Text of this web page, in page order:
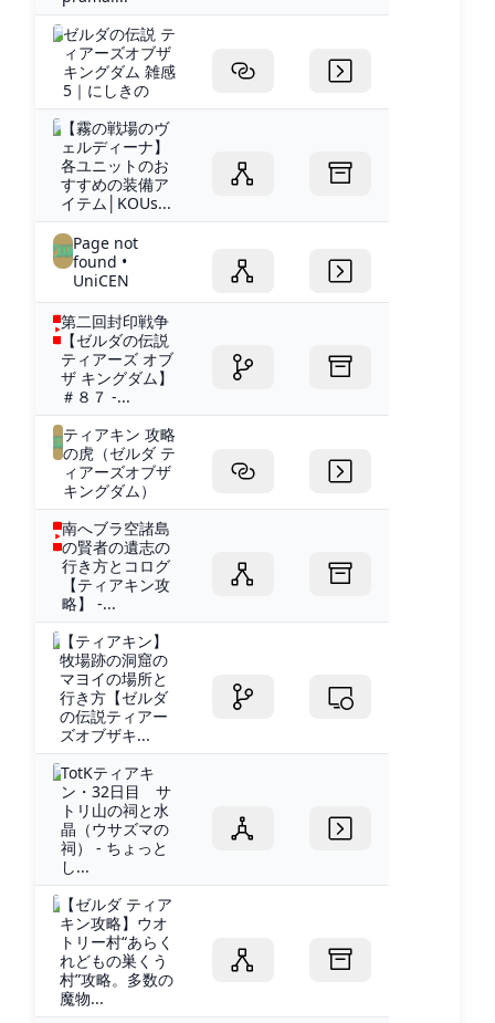
ゼルダの伝説 テ
ィアーズオブザ
キングダム 雑感
5｜にしきの
【霧の戦場のヴ
ェルディーナ】
各ユニットのお
すすめの装備ア
イテム│KOUs...
Page not
found •
UniCEN
第二回封印戦争
【ゼルダの伝説
ティアーズ オブ
ザ キングダム】
＃８７ -...
ティアキン 攻略
の虎（ゼルダ テ
ィアーズオブザ
キングダム）
南へブラ空諸島
の賢者の遺志の
行き方とコログ
【ティアキン攻
略】 -...
【ティアキン】
牧場跡の洞窟の
マヨイの場所と
行き方【ゼルダ
の伝説ティアー
ズオブザキ...
TotKティアキ
ン・32日目 サ
トリ山の祠と水
晶（ウサズマの
祠） - ちょっと
し...
【ゼルダ ティア
キン攻略】ウオ
トリー村“あらく
れどもの巣くう
村”攻略。多数の
魔物...